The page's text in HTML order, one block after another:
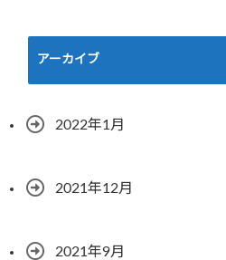
アーカイブ
2022年1月
2021年12月
2021年9月